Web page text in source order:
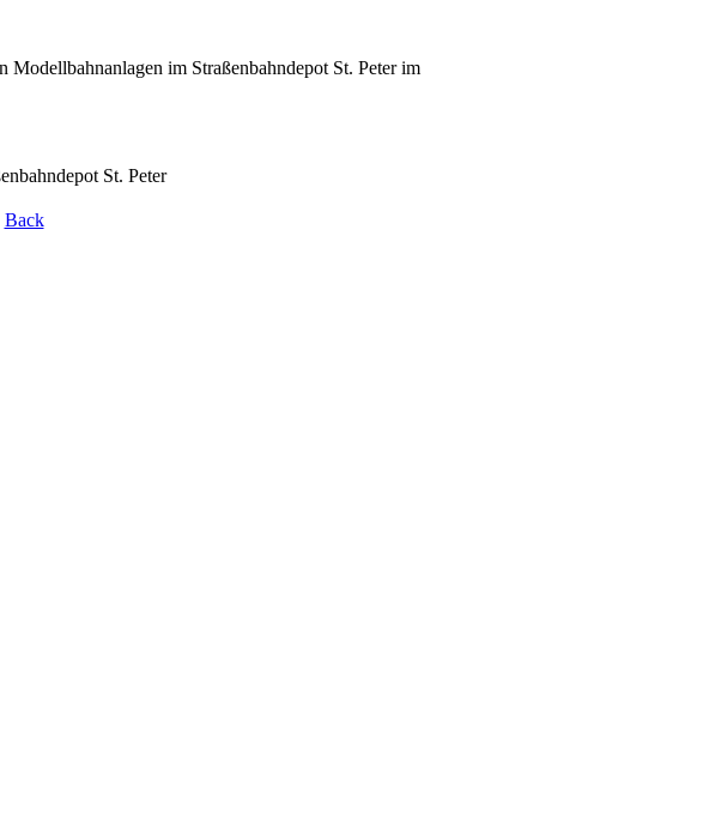
Modellbahnanlagen im Straßenbahndepot St. Peter im
St. Peter
Back